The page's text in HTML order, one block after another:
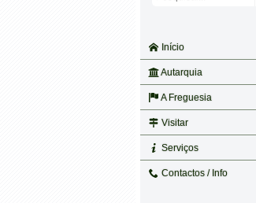
Início
Autarquia
A Freguesia
Visitar
Serviços
Contactos / Info